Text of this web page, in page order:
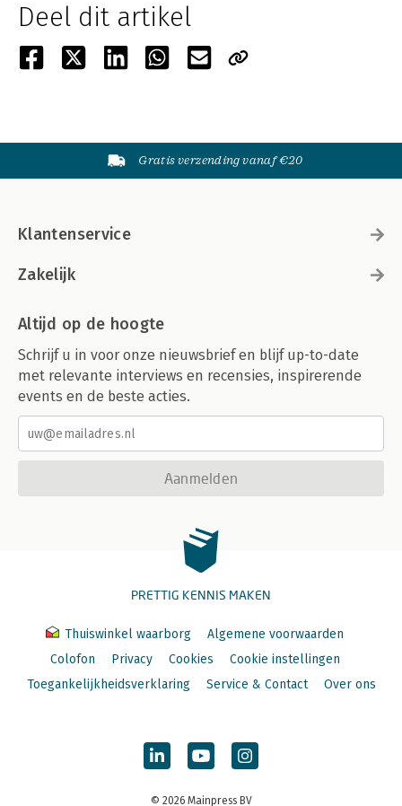
Deel dit artikel
Gratis verzending vanaf €20
Klantenservice
Zakelijk
Altijd op de hoogte
Schrijf u in voor onze nieuwsbrief en blijf up-to-date
met relevante interviews en recensies, inspirerende
events en de beste acties.
Aanmelden
PRETTIG KENNIS MAKEN
Thuiswinkel waarborg
Algemene voorwaarden
Colofon
Privacy Cookies
Cookie instellingen
Toegankelijkheidsverklaring
Service & Contact Over ons
© 2026 Mainpress BV